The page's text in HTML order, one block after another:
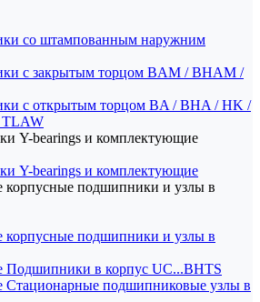
со штампованным наружним
с закрытым торцом BAM / BHAM /
с открытым торцом BA / BHA / HK /
TLAW
Y-bearings и комплектующие
Y-bearings и комплектующие
корпусные подшипники и узлы в
корпусные подшипники и узлы в
Подшипники в корпус UC...BHTS
Стационарные подшипниковые узлы в